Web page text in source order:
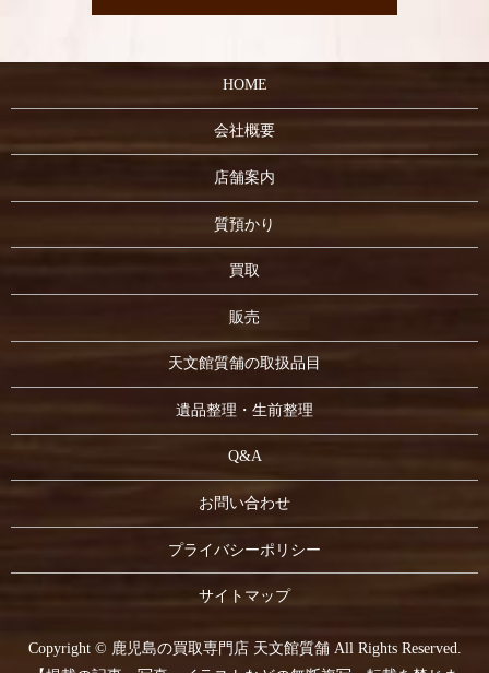
HOME
会社概要
店舗案内
質預かり
買取
販売
天文館質舗の取扱品目
遺品整理・生前整理
Q&A
お問い合わせ
プライバシーポリシー
サイトマップ
Copyright © 鹿児島の買取専門店 天文館質舗 All Rights Reserved.